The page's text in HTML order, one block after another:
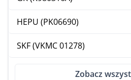
HEPU (PK06690)
SKF (VKMC 01278)
Zobacz